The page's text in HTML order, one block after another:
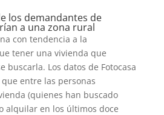
los demandantes de
a una zona rural
con tendencia a la
tener una vivienda que
buscarla. Los datos de Fotocasa
entre las personas
(quienes han buscado
alquilar en los últimos doce